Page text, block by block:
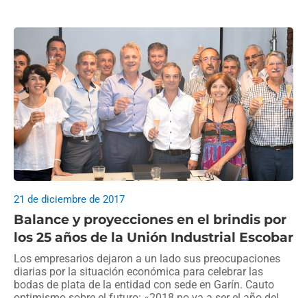
Balance y proyecciones en el brindis por
los 25 años de la Unión Industrial Escobar
21 de diciembre de 2017
Los empresarios dejaron a un lado sus preocupaciones
diarias por la situación económica para celebrar las
bodas de plata de la entidad con sede en Garín. Cauto